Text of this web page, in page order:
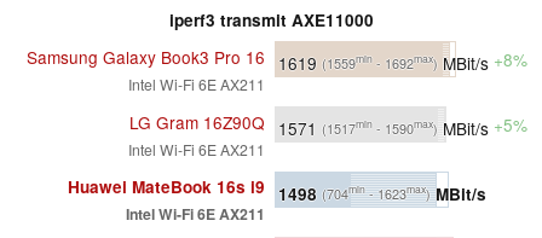
iperf3 transmit AXE11000
Samsung Galaxy Book3 Pro 16
Intel Wi-Fi 6E AX211
1619 (1559min - 1692max) MBit/s +8%
LG Gram 16Z90Q
Intel Wi-Fi 6E AX211
1571 (1517min - 1590max) MBit/s +5%
Huawei MateBook 16s i9
Intel Wi-Fi 6E AX211
1498 (704min- 1623max)MBit/s